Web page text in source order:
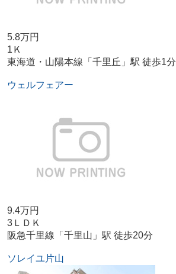
5.8万円
1Ｋ
東海道・山陽本線「千里丘」駅 徒歩1分
ウェルフェアー
9.4万円
3ＬＤＫ
阪急千里線「千里山」駅 徒歩20分
ソレイユ片山